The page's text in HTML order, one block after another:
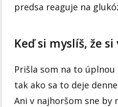
predsa reaguje na
Keď si myslíš, že si
Prišla som na to
tak ako sa to deje
Ani v najhoršom sne by